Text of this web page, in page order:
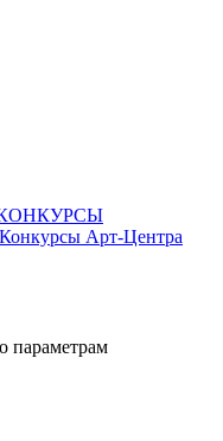
Конкурсы Арт-Центра
параметрам